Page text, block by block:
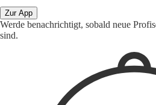
Zur App
Werde benachrichtigt, sobald neue
sind.